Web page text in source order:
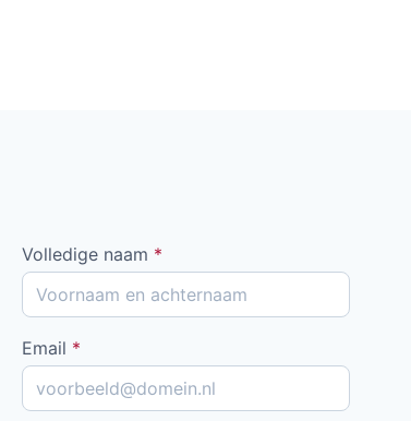
Volledige naam *
Email *